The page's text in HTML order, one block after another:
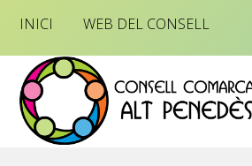
INICI WEB DEL CONSELL